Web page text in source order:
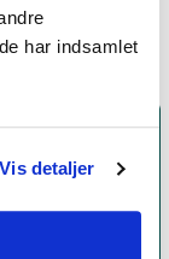
har indsamlet
Vis detaljer